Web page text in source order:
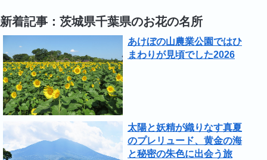
新着記事：茨城県千葉県のお花の名所
あけぼの山農業公園ではひ
まわりが見頃でした2026
太陽と妖精が織りなす真夏
のプレリュード、黄金の海
と秘密の朱色に出会う旅